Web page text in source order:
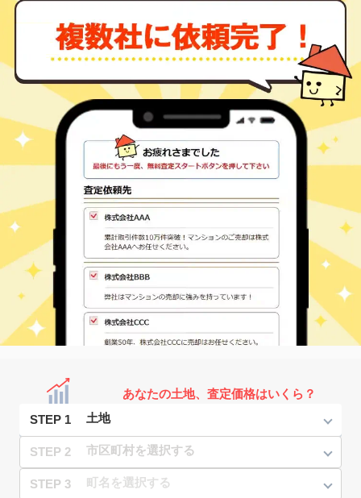
あなたの土地、査定価格はいくら？
STEP 1
STEP 2
STEP 3